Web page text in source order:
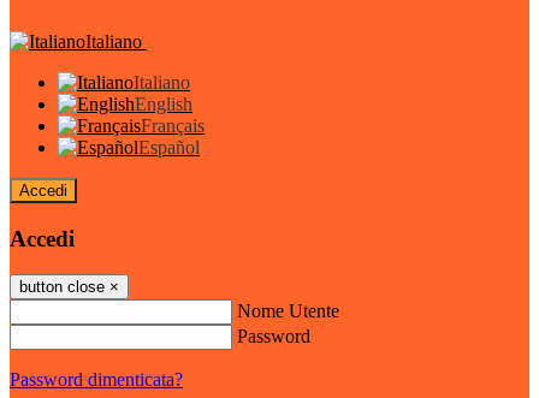
Italiano
Italiano
English
Français
Español
Accedi
Accedi
button close ×
Nome Utente
Password
Password dimenticata?